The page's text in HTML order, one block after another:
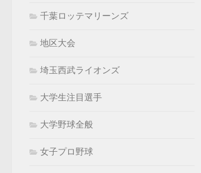
千葉ロッテマリーンズ
地区大会
埼玉西武ライオンズ
大学生注目選手
大学野球全般
女子プロ野球